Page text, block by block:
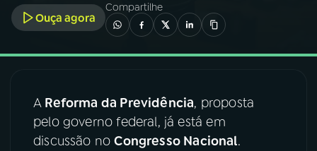
04PROGRAMAS
Ouça agora
Compartilhe
A Reforma da Previdência, proposta
pelo governo federal, já está em
discussão noCongresso Nacional.